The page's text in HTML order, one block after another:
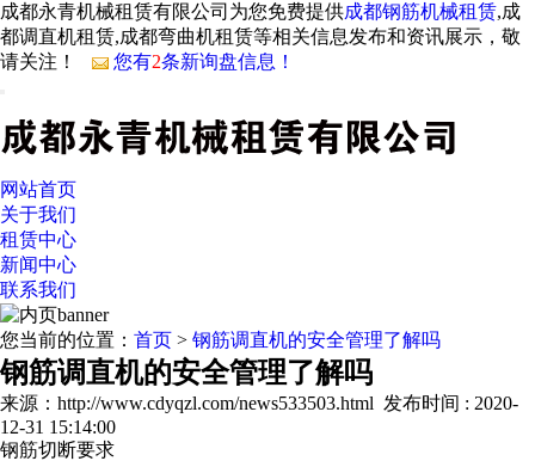
成都永青机械租赁有限公司为您免费提供成都钢筋机械租赁,成
都调直机租赁,成都弯曲机租赁等相关信息发布和资讯展示，敬
请关注！
您有2条新询盘信息！
网站首页
关于我们
租赁中心
新闻中心
联系我们
您当前的位置： 首页 > 钢筋调直机的安全管理了解吗
钢筋调直机的安全管理了解吗
来源：http://www.cdyqzl.com/news533503.html 发布时间 : 2020-
12-31 15:14:00
钢筋切断要求